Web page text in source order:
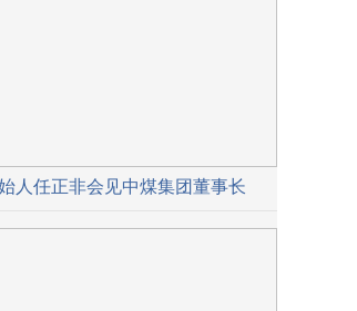
人任正非会见中煤集团董事长